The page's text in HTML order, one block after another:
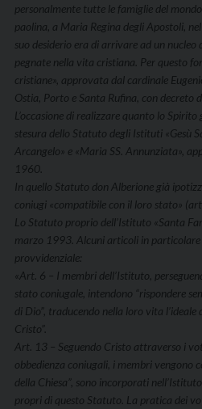
personalmente tutte le famiglie del
paolina, a Maria Regina degli Apostoli,
suo desiderio era di arrivare ad un
pegnate nella vita cristiana. Per questo
cristiane», approvata dal cardinale
Ostia, Porto e Santa Rufina, con decreto
L’occasione di realizzare quanto lo
stesura dello Statuto degli Istituti «Gesù
Arcangelo» e «Maria SS. Annunzia­ta»,
1960.
In quello Statuto don Alberione già
coniugi «compatibile con il loro stato»
Lo Statuto proprio dell’Istituto «Santa
marzo 1993. Alcuni articoli in
provvidenziale:
«Art. 6 – I membri dell’Istituto,
stato coniugale, intendono “rispondere
di Dio”, traducendo nella lo­ro vita l’ideale
Cristo”.
Art. 13 – Seguendo Cristo attraverso i
obbedienza coniugali, i membri vengono
della Chiesa”, sono incorporati
propri di questo Statuto. La pratica dei